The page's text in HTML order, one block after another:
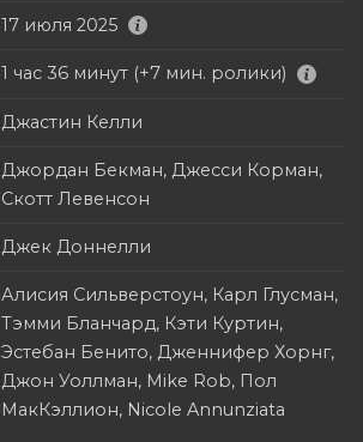
17 июля 2025
1 час 36 минут (+7 мин. ролики)
Джастин Келли
Джордан Бекман, Джесси Корман,
Скотт Левенсон
Джек Доннелли
Алисия Сильверстоун, Карл Глусман,
Тэмми Бланчард, Кэти Куртин,
Эстебан Бенито, Дженнифер Хорнг,
Джон Уоллман, Mike Rob, Пол
МакКэллион, Nicole Annunziata